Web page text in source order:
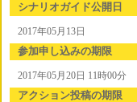
シナリオガイド公開日
2017年05月13日
参加申し込みの期限
2017年05月20日 11時00分
アクション投稿の期限